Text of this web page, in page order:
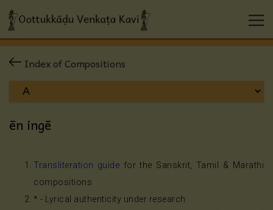
Index of Compositions
ēn ingē
Transliteration guide for the Sanskrit, Tamil & Marathi
compositions
* - Lyrical authenticity under research